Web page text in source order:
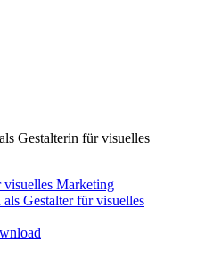
Gestalterin für visuelles
visuelles Marketing
Gestalter für visuelles